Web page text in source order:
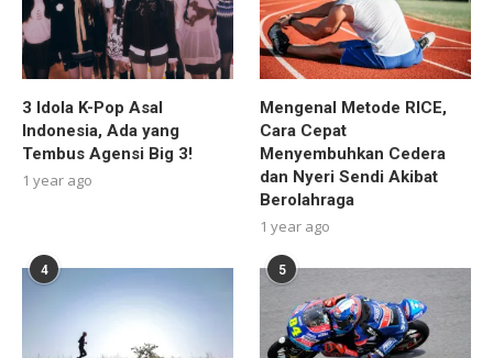
3 Idola K-Pop Asal
Indonesia, Ada yang
Tembus Agensi Big 3!
1 year ago
Mengenal Metode RICE,
Cara Cepat
Menyembuhkan Cedera
dan Nyeri Sendi Akibat
Berolahraga
1 year ago
4 5